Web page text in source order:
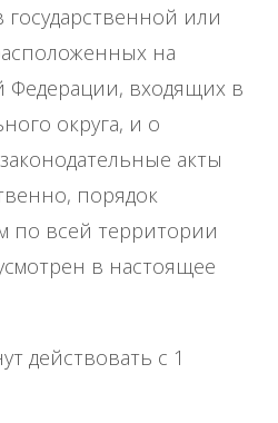
или
на
Федерации, входящих в
округа, и о
акты
порядок
по всей территории
в настоящее
действовать с 1